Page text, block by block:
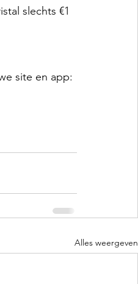
slechts €1
site en app:
Alles weergeven